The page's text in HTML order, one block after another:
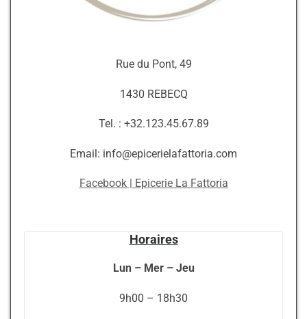
Rue du Pont, 49
1430 REBECQ
Tel. : +32.123.45.67.89
Email: info@epicerielafattoria.com
Facebook | Epicerie La Fattoria
Horaires
Lun – Mer – Jeu
9h00 – 18h30